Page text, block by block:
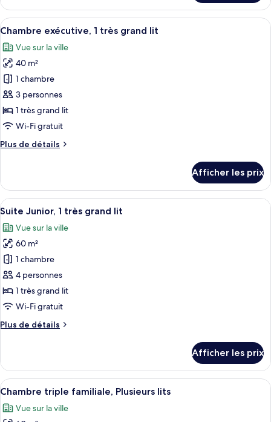
lits
jumeaux
Chambre
supérieure,
2
jumeaux
Afficher
toutes
les
photos
pour
ce
type
de
chambre :
Chambre
très
grand
lit
Une chambre d’hôtel moderne
6
Chambre exécutive, 1 très grand lit
Vue sur la ville
40 m²
1 chambre
3 personnes
1 très grand lit
Wi-Fi gratuit
Plus de détails
Plus
Chambre
exécutive,
1
grand
lit
Afficher les prix
Afficher
toutes
les
photos
pour
ce
type
de
chambre :
Suite
très
grand
lit
Une chambre d’hôtel moderne
5
Suite Junior, 1 très grand lit
Vue sur la ville
60 m²
1 chambre
4 personnes
1 très grand lit
Wi-Fi gratuit
Plus de détails
Plus
Suite
Junior,
1
grand
Afficher les prix
Afficher
toutes
les
Une chambre d’hôtel avec deux
7
Chambre triple familiale, Plusieurs lits
Vue sur la ville